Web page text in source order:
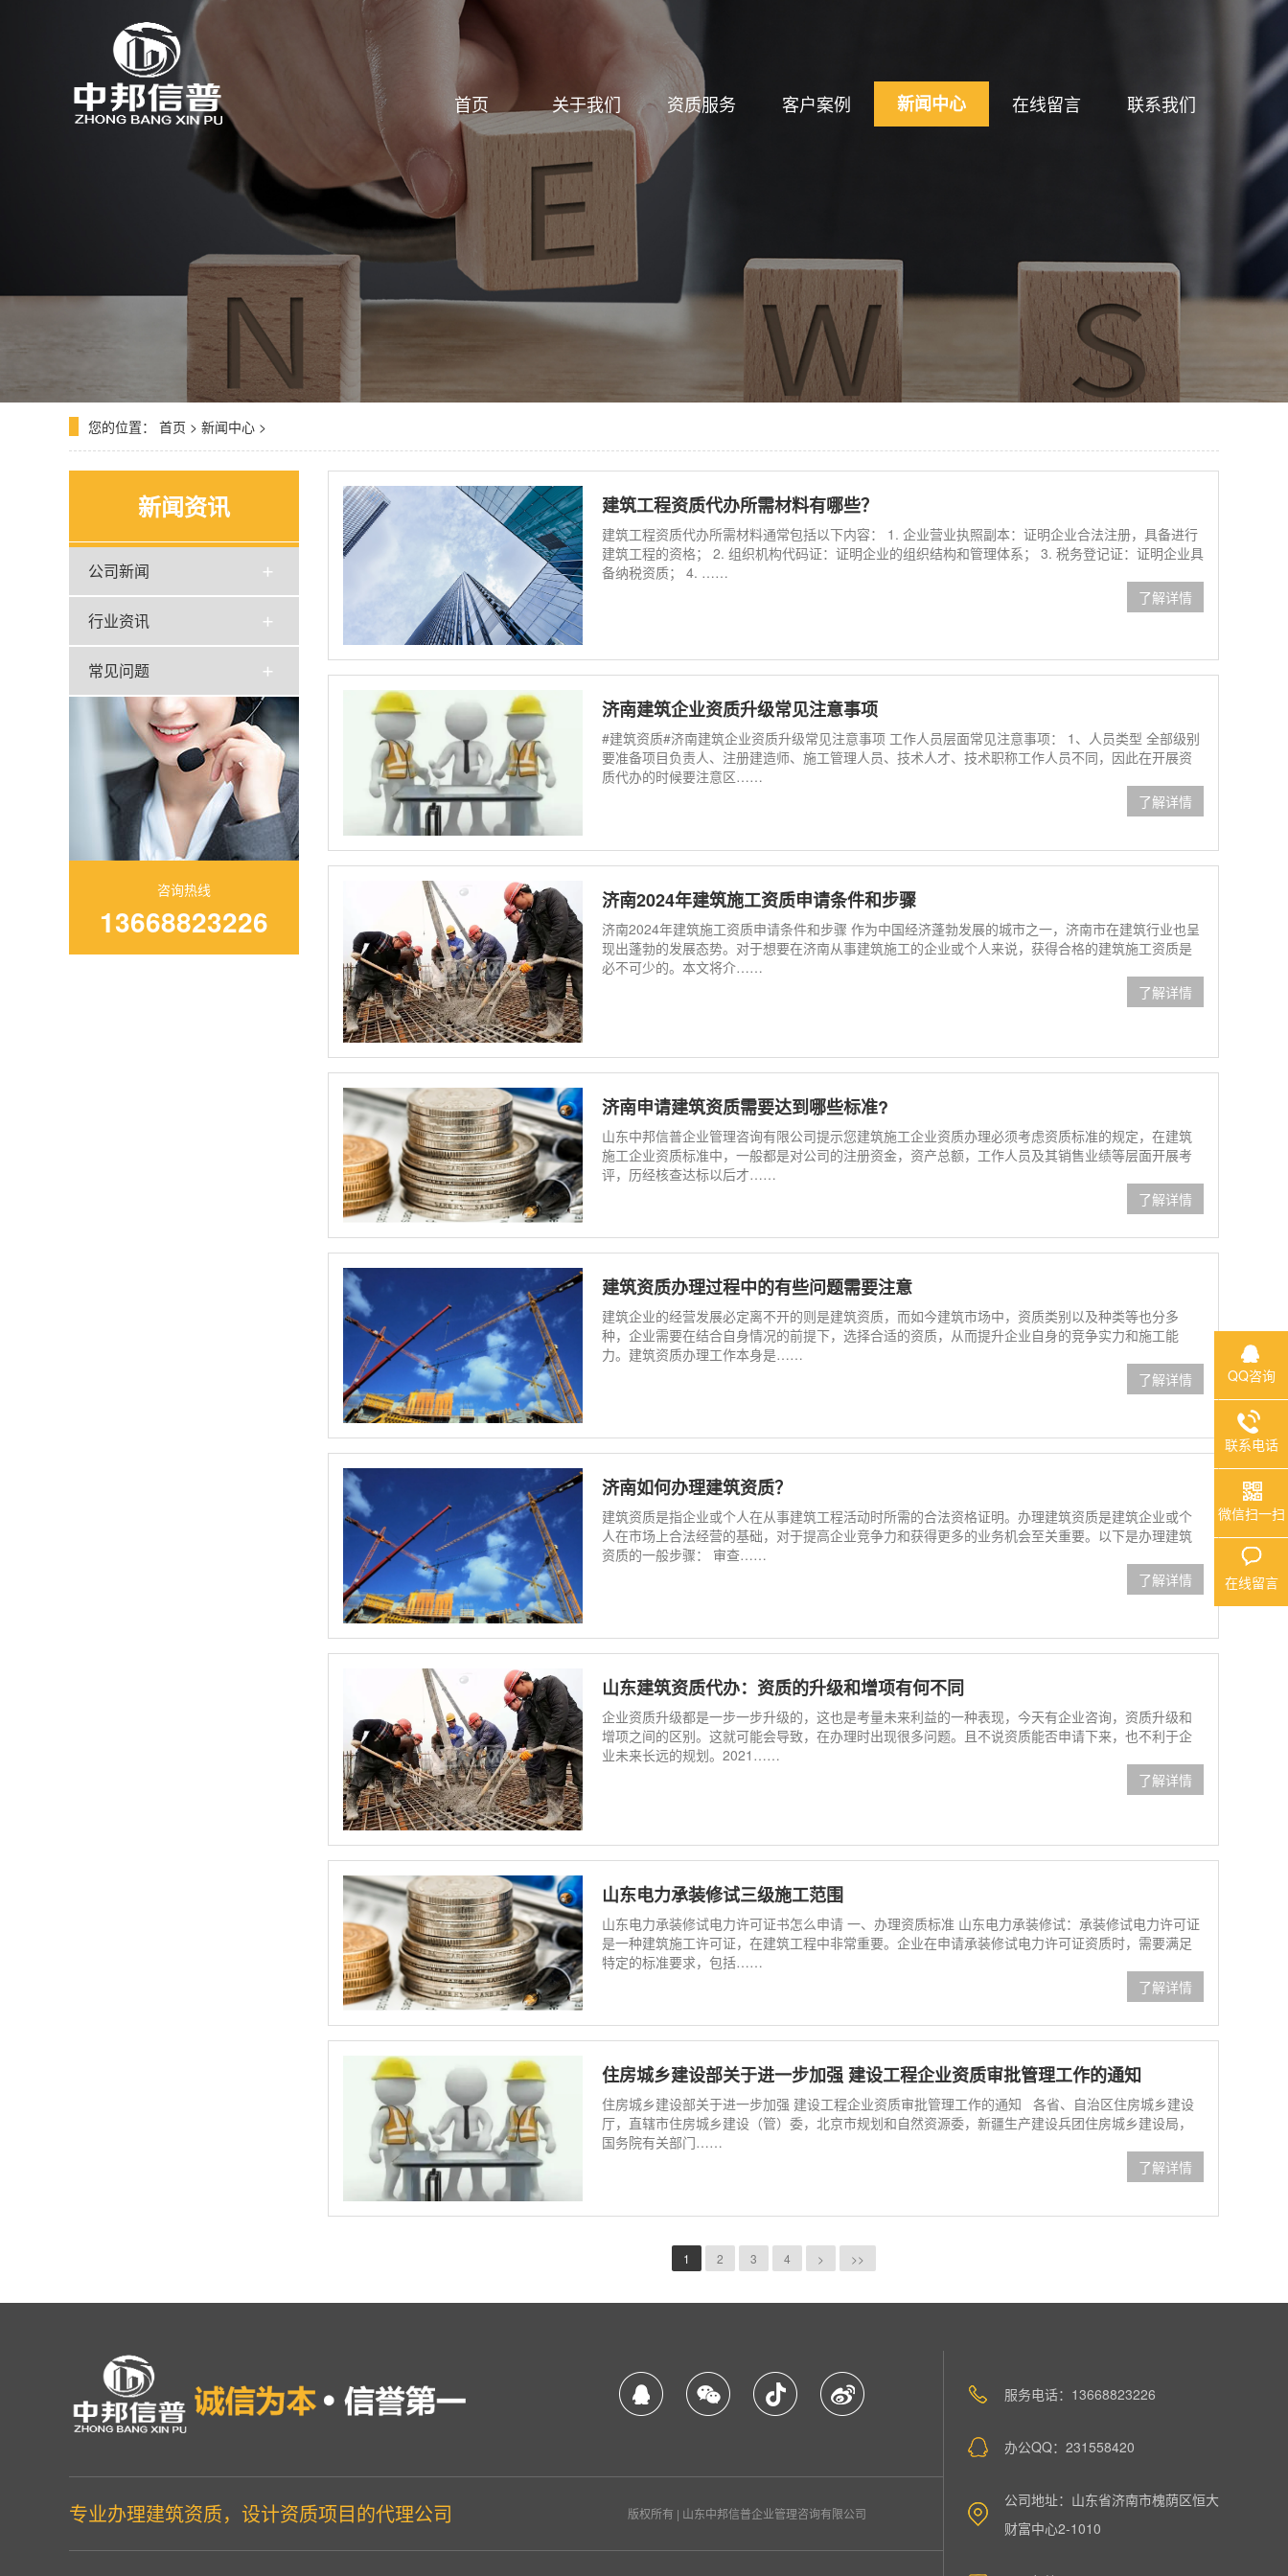
首页 关于我们 资质服务 客户案例 新闻中心 在线留言 联系我们
您的位置： 首页 > 新闻中心 >
新闻资讯
公司新闻
行业资讯
常见问题
咨询热线
13668823226
建筑工程资质代办所需材料有哪些？
建筑工程资质代办所需材料通常包括以下内容： 1. 企业营业执照副本：证明企业合法注册，具备进行
建筑工程的资格； 2. 组织机构代码证：证明企业的组织结构和管理体系； 3. 税务登记证：证明企业具
备纳税资质； 4. ……
了解详情
济南建筑企业资质升级常见注意事项
#建筑资质#济南建筑企业资质升级常见注意事项 工作人员层面常见注意事项： 1、人员类型 全部级别
要准备项目负责人、注册建造师、施工管理人员、技术人才、技术职称工作人员不同，因此在开展资
质代办的时候要注意区……
了解详情
济南2024年建筑施工资质申请条件和步骤
济南2024年建筑施工资质申请条件和步骤 作为中国经济蓬勃发展的城市之一，济南市在建筑行业也呈
现出蓬勃的发展态势。对于想要在济南从事建筑施工的企业或个人来说，获得合格的建筑施工资质是
必不可少的。本文将介……
了解详情
济南申请建筑资质需要达到哪些标准?
山东中邦信普企业管理咨询有限公司提示您建筑施工企业资质办理必须考虑资质标准的规定，在建筑
施工企业资质标准中，一般都是对公司的注册资金，资产总额，工作人员及其销售业绩等层面开展考
评，历经核查达标以后才……
了解详情
建筑资质办理过程中的有些问题需要注意
建筑企业的经营发展必定离不开的则是建筑资质，而如今建筑市场中，资质类别以及种类等也分多
种，企业需要在结合自身情况的前提下，选择合适的资质，从而提升企业自身的竞争实力和施工能
力。建筑资质办理工作本身是……
了解详情
济南如何办理建筑资质？
建筑资质是指企业或个人在从事建筑工程活动时所需的合法资格证明。办理建筑资质是建筑企业或个
人在市场上合法经营的基础，对于提高企业竞争力和获得更多的业务机会至关重要。以下是办理建筑
资质的一般步骤： 审查……
了解详情
山东建筑资质代办：资质的升级和增项有何不同
企业资质升级都是一步一步升级的，这也是考量未来利益的一种表现，今天有企业咨询，资质升级和
增项之间的区别。这就可能会导致，在办理时出现很多问题。且不说资质能否申请下来，也不利于企
业未来长远的规划。2021……
了解详情
山东电力承装修试三级施工范围
山东电力承装修试电力许可证书怎么申请 一、办理资质标准 山东电力承装修试：承装修试电力许可证
是一种建筑施工许可证，在建筑工程中非常重要。企业在申请承装修试电力许可证资质时，需要满足
特定的标准要求，包括……
了解详情
住房城乡建设部关于进一步加强 建设工程企业资质审批管理工作的通知
住房城乡建设部关于进一步加强 建设工程企业资质审批管理工作的通知 各省、自治区住房城乡建设
厅，直辖市住房城乡建设（管）委，北京市规划和自然资源委，新疆生产建设兵团住房城乡建设局，
国务院有关部门……
了解详情
1 2 3 4 > >>
专业办理建筑资质，设计资质项目的代理公司 版权所有 | 山东中邦信普企业管理咨询有限公司
服务电话：13668823226
办公QQ：231558420
公司地址：山东省济南市槐荫区恒大
财富中心2-1010
QQ咨询
联系电话
微信扫一扫
在线留言